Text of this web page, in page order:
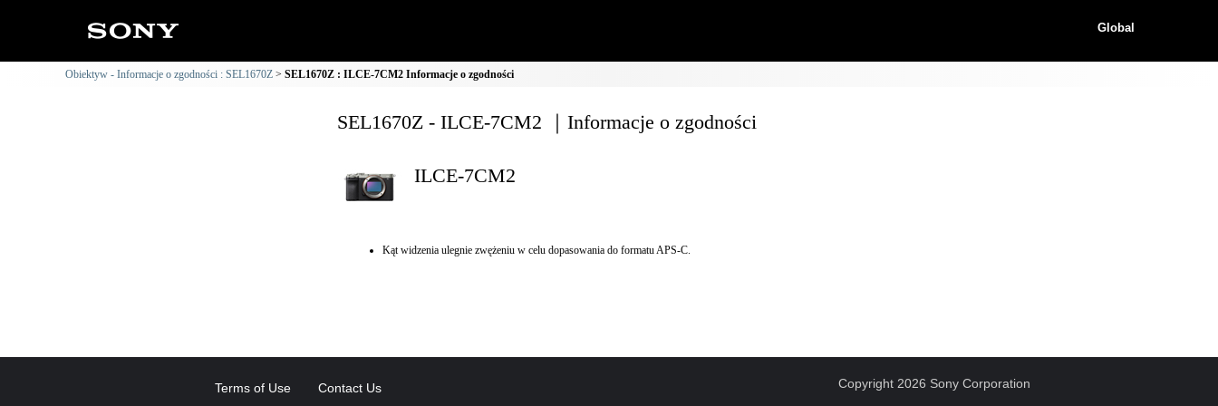
Global
Obiektyw - Informacje o zgodności : SEL1670Z SEL1670Z : ILCE-7CM2 Informacje o zgodności
SEL1670Z - ILCE-7CM2 ｜Informacje o zgodności
ILCE-7CM2
Kąt widzenia ulegnie zwężeniu w celu dopasowania do formatu APS-C.
Terms of Use Contact Us Copyright 2026 Sony Corporation